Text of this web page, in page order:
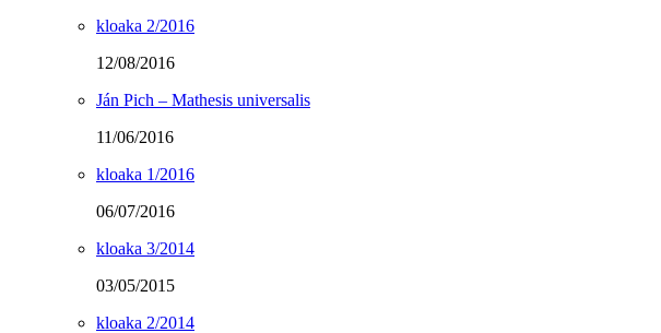
kloaka 2/2016
12/08/2016
Ján Pich – Mathesis universalis
11/06/2016
kloaka 1/2016
06/07/2016
kloaka 3/2014
03/05/2015
kloaka 2/2014